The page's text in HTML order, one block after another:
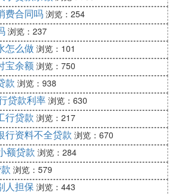
。
庭没有尚未还清的住房公积金债
不高于借款人、配偶和共同借款
房公积金账户储存余额的倍数。
同时受到房屋总价款比例、还款
当地规定的最高贷款额度的限
：
果未申请公积金贷款，可在房产
后的6个月内凭相关材料办理住房
费合同吗 浏览：254
浏览：237
怎么做 浏览：101
宝余额 浏览：750
款 浏览：938
贷款利率 浏览：630
行贷款 浏览：217
行资料不全贷款 浏览：670
额贷款 浏览：284
浏览：579
人担保 浏览：443